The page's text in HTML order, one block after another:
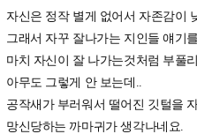
자신은 정작 별게 없어서 자존감이
그래서 자꾸 잘나가는 지인들 얘기
마치 자신이 잘 나가는것처럼 부풀
아무도 그렇게 안 보는데..
공작새가 부러워서 떨어진 깃털을
망신당하는 까마귀가 생각나네요.